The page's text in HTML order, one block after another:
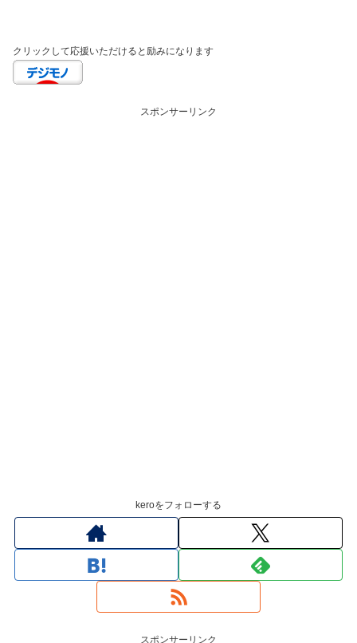
クリックして応援いただけると励みになります
スポンサーリンク
keroをフォローする
スポンサーリンク